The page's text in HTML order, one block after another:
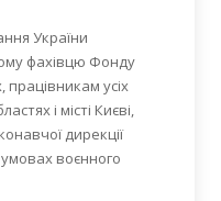
України
фахівцю Фонду
працівникам усіх
і місті Києві,
дирекції
воєнного